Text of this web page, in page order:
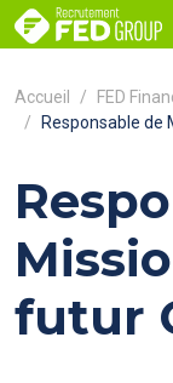
Accueil FED
Responsable de
futur